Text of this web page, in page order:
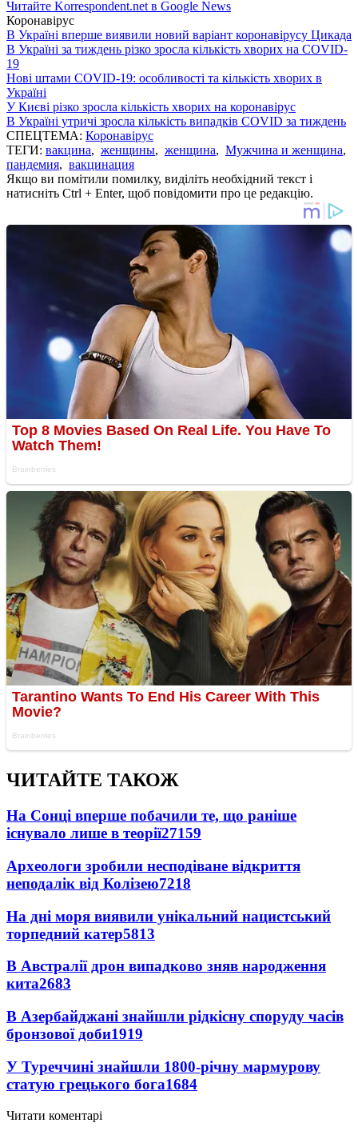
Читайте Korrespondent.net в Google News
Коронавірус
В Україні вперше виявили новий варіант коронавірусу Цикада
В Україні за тиждень різко зросла кількість хворих на COVID-
19
Нові штами COVID-19: особливості та кількість хворих в
Україні
У Києві різко зросла кількість хворих на коронавірус
В Україні утричі зросла кількість випадків COVID за тиждень
СПЕЦТЕМА: Коронавірус
ТЕГИ: вакцина, женщины, женщина, Мужчина и женщина,
пандемия, вакцинация
Якщо ви помітили помилку, виділіть необхідний текст і
натисніть Ctrl + Enter, щоб повідомити про це редакцію.
ЧИТАЙТЕ ТАКОЖ
На Сонці вперше побачили те, що раніше
існувало лише в теорії27159
Археологи зробили несподіване відкриття
неподалік від Колізею7218
На дні моря виявили унікальний нацистський
торпедний катер5813
В Австралії дрон випадково зняв народження
кита2683
В Азербайджані знайшли рідкісну споруду часів
бронзової доби1919
У Туреччині знайшли 1800-річну мармурову
статую грецького бога1684
Читати коментарі